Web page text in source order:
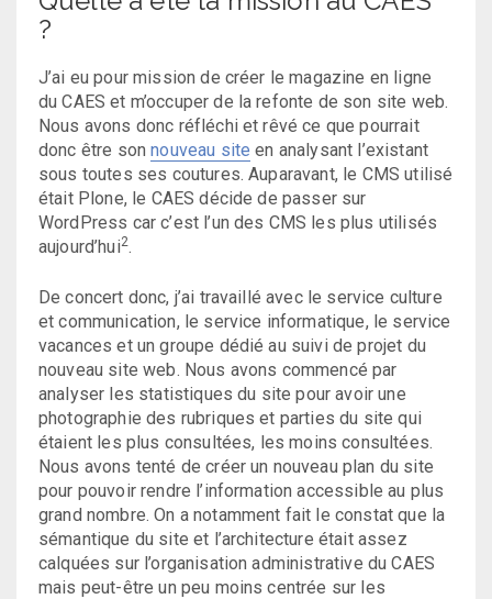
?
J’ai eu pour mission de créer le magazine en ligne
du CAES et m’occuper de la refonte de son site web.
Nous avons donc réfléchi et rêvé ce que pourrait
donc être sonnouveau site en analysant l’existant
sous toutes ses coutures. Auparavant, le CMS utilisé
était Plone, le CAES décide de passer sur
WordPress car c’est l’un des CMS les plus utilisés
aujourd’hui2.
De concert donc, j’ai travaillé avec le service culture
et communication, le service informatique, le service
vacances et un groupe dédié au suivi de projet du
nouveau site web. Nous avons commencé par
analyser les statistiques du site pour avoir une
photographie des rubriques et parties du site qui
étaient les plus consultées, les moins consultées.
Nous avons tenté de créer un nouveau plan du site
pour pouvoir rendre l’information accessible au plus
grand nombre. On a notamment fait le constat que la
sémantique du site et l’architecture était assez
calquées sur l’organisation administrative du CAES
mais peut-être un peu moins centrée sur les